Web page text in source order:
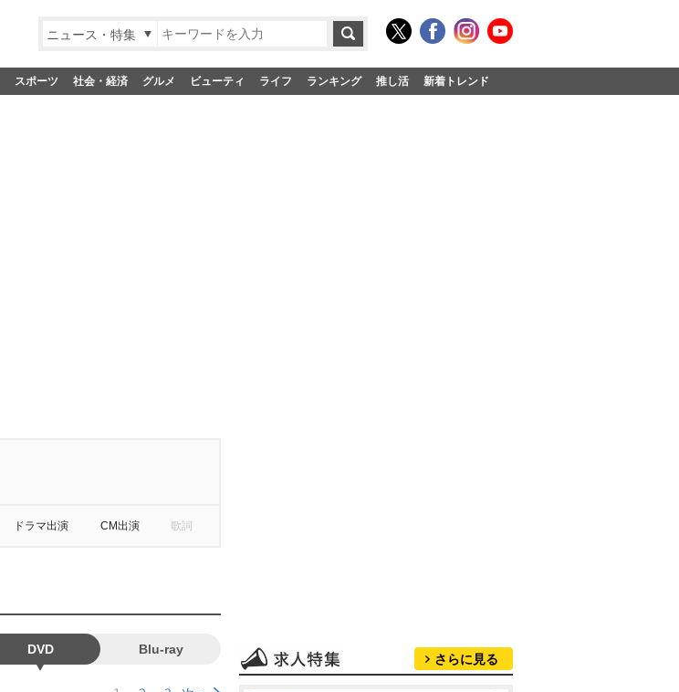
ニュース・特集
スポーツ 社会・経済 グルメ ビューティ ライフ ランキング 推し活 新着トレンド
ドラマ出演 CM出演 歌詞
DVD Blu-ray
さらに見る